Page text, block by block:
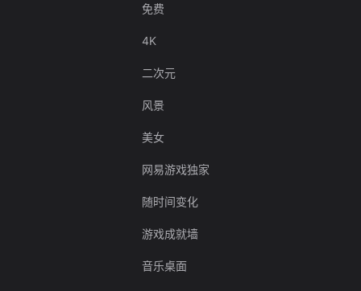
免费
4K
二次元
风景
美女
网易游戏独家
随时间变化
游戏成就墙
音乐桌面